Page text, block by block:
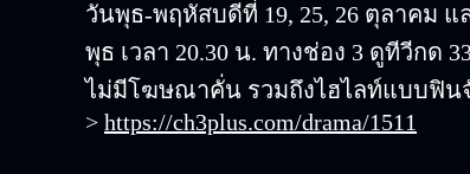
วันพุธ-พฤหัสบดีที่ 19, 25, 26 ตุลาคม
พุธ เวลา 20.30 น. ทางช่อง 3 ดูทีวีกด
ไม่มีโฆษณาคั่น รวมถึงไฮไลท์แบบฟินจั
> https://ch3plus.com/drama/1511